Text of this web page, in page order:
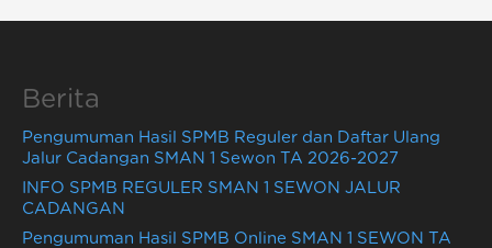
Berita
Pengumuman Hasil SPMB Reguler dan Daftar Ulang
Jalur Cadangan SMAN 1 Sewon TA 2026-2027
INFO SPMB REGULER SMAN 1 SEWON JALUR
CADANGAN
Pengumuman Hasil SPMB Online SMAN 1 SEWON TA